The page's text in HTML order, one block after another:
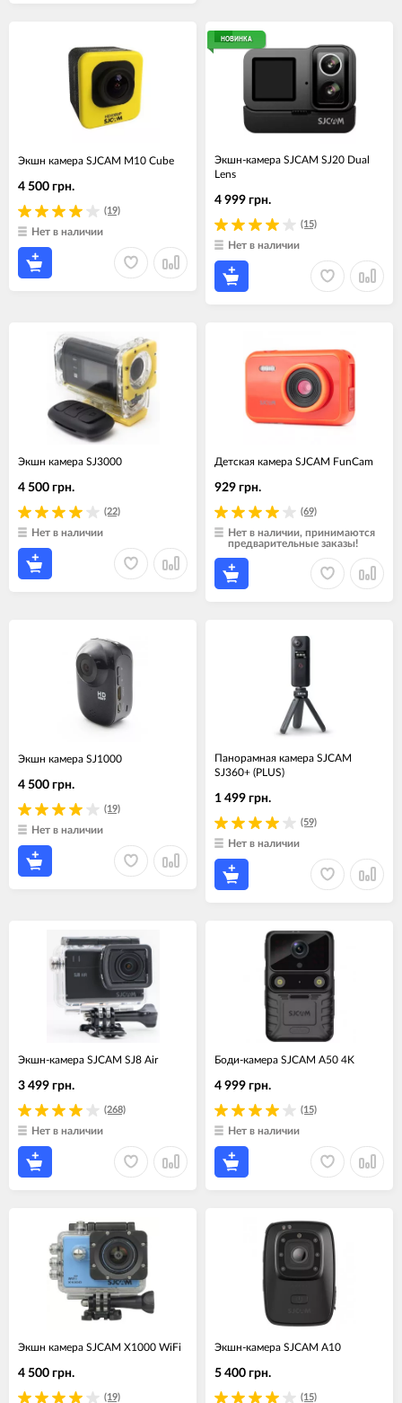
Экшн камера SJCAM M10 Cube
(19)
4 500 грн.
Нет в наличии
НОВИНКА
Экшн-камера SJCAM SJ20 Dual
Lens
(15)
4 999 грн.
Нет в наличии
Экшн камера SJ3000
(22)
4 500 грн.
Нет в наличии
Детская камера SJCAM FunCam
(69)
929 грн.
Нет в наличии, принимаются
предварительные заказы!
Экшн камера SJ1000
(19)
4 500 грн.
Нет в наличии
Панорамная камера SJCAM
SJ360+ (PLUS)
(59)
1 499 грн.
Нет в наличии
Экшн-камера SJCAM SJ8 Air
(268)
3 499 грн.
Нет в наличии
Боди-камера SJCAM A50 4K
(15)
4 999 грн.
Нет в наличии
Экшн камера SJCAM X1000 WiFi
(19)
4 500 грн.
Экшн-камера SJCAM A10
(15)
5 400 грн.